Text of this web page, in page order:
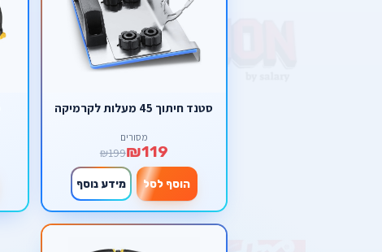
סטנד חיתוך 45 מעלות לקרמיקה
מסורים
₪119
₪199
הוסף לסל מידע נוסף